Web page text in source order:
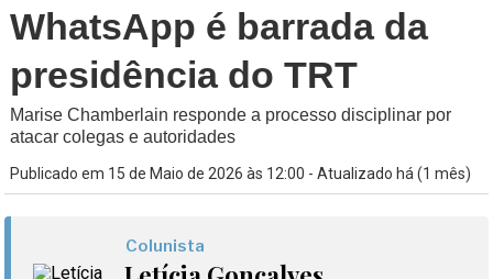
WhatsApp é barrada da
presidência do TRT
Marise Chamberlain responde a processo disciplinar por
atacar colegas e autoridades
Publicado em 15 de Maio de 2026 às 12:00 - Atualizado há (1 mês)
Colunista